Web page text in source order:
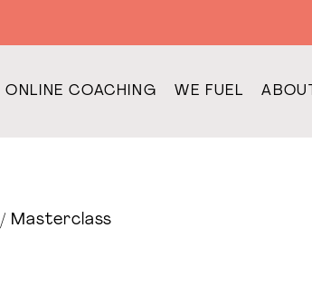
ONLINE COACHING WE FUEL ABOUT
/ Masterclass